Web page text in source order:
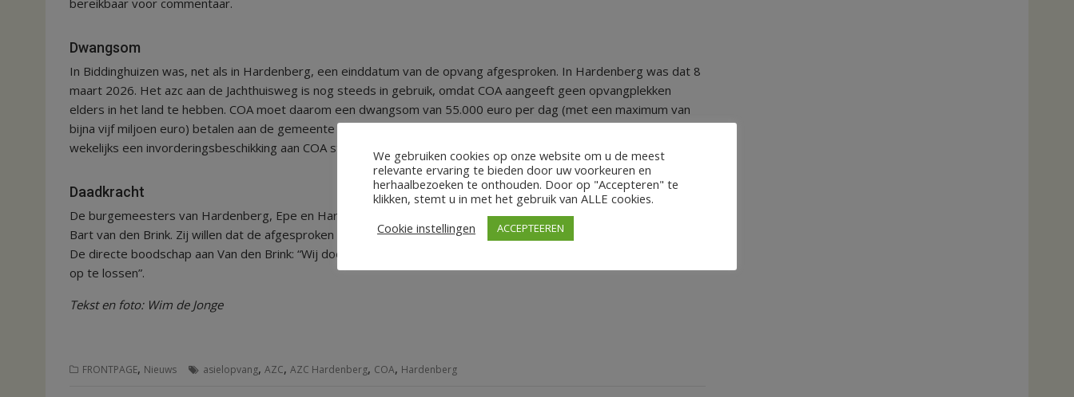
bereikbaar voor commentaar.
Dwangsom
In Biddinghuizen was, net als in Hardenberg, een einddatum van de opvang afgesproken. In Hardenberg was dat 8
maart 2026. Het azc aan de Jachthuisweg is nog steeds in gebruik, omdat COA aangeeft geen opvangplekken
elders in het land te hebben. COA moet daarom een dwangsom van 55.000 euro per dag (met een maximum van
bijna vijf miljoen euro) betalen aan de gemeente Hardenberg. De verwachting was eerder dat de gemeente
wekelijks een invorderingsbeschikking aan COA stuurt.
Daadkracht
De burgemeesters van Hardenberg, Epe en Harderwijk stuurden vorige week een brandbrief aan asielminister
Bart van den Brink. Zij willen dat de afgesproken sluiting van opvanglocaties in hun gemeenten wordt nagekomen.
De directe boodschap aan Van den Brink: “Wij doen een klemmend beroep op u om met daadkracht deze impasse
op te lossen”.
Tekst en foto: Wim de Jonge
FRONTPAGE, Nieuws asielopvang, AZC, AZC Hardenberg, COA, Hardenberg
We gebruiken cookies op onze website om u de meest
relevante ervaring te bieden door uw voorkeuren en
herhaalbezoeken te onthouden. Door op "Accepteren" te
klikken, stemt u in met het gebruik van ALLE cookies.
Cookie instellingen
ACCEPTEEREN